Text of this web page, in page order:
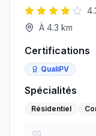
À 4.3 km
Certifications
QualiPV
Spécialités
Résidentiel